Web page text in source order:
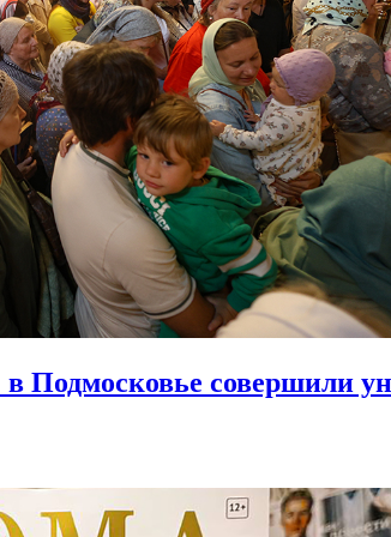
в Подмосковье совершили